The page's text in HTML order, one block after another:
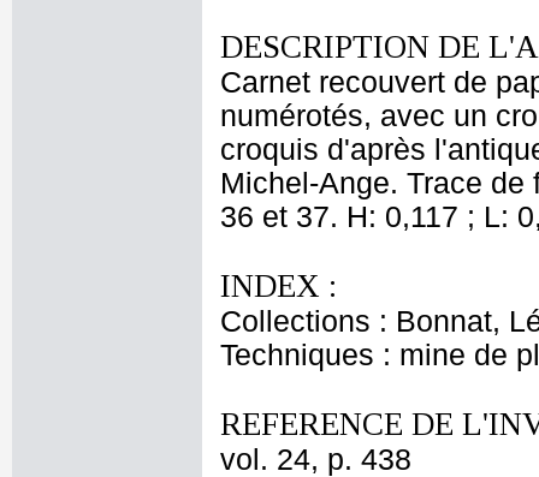
DESCRIPTION DE
Carnet recouvert de
numérotés, avec un
croquis d'après
Michel-Ange. Trace
36 et 37. H: 0,117 ; L:
INDEX :
Collections : Bonnat,
Techniques : mine de
REFERENCE DE
vol. 24, p. 438